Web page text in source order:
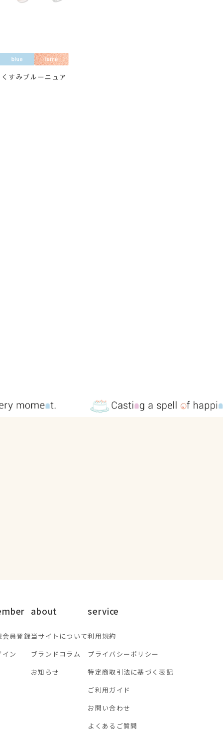
すみブルーニュア
会員登録
イン
about
当サイトについて
ブランドコラム
お知らせ
service
利用規約
プライバシーポリシー
特定商取引法に基づく表記
ご利用ガイド
お問い合わせ
よくあるご質問